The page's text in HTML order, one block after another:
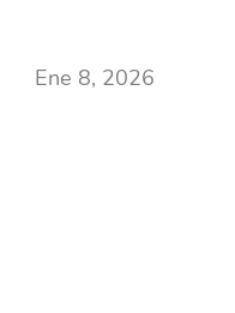
Ene 8, 2026